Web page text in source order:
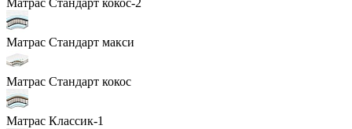
Матрас Стандарт кокос-2
Матрас Стандарт макси
Матрас Стандарт кокос
Матрас Классик-1